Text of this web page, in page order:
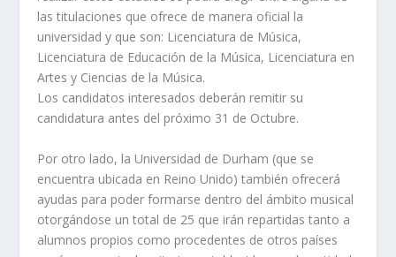
las titulaciones que ofrece de manera oficial la
universidad y que son: Licenciatura de Música,
Licenciatura de Educación de la Música, Licenciatura en
Artes y Ciencias de la Música.
Los candidatos interesados deberán remitir su
candidatura antes del próximo 31 de Octubre.
Por otro lado, la Universidad de Durham (que se
encuentra ubicada en Reino Unido) también ofrecerá
ayudas para poder formarse dentro del ámbito musical
otorgándose un total de 25 que irán repartidas tanto a
alumnos propios como procedentes de otros países